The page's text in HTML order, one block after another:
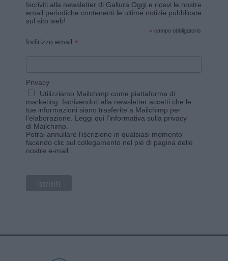
Iscriviti alla newsletter di Gallura Oggi e ricevi le nostre
email periodiche contenenti le ultime notizie pubblicate
sul sito web!
* campo obbligatorio
Indirizzo email *
Privacy
Utilizziamo Mailchimp come piattaforma di
marketing. Iscrivendoti alla newsletter accetti che le
tue informazioni siano trasferite a Mailchimp per
l'elaborazione. Leggi qui l'informativa sulla privacy
di Mailchimp
Potrai annullare l'iscrizione in qualsiasi momento
facendo clic sul collegamento nel piè di pagina delle
nostre e-mail.